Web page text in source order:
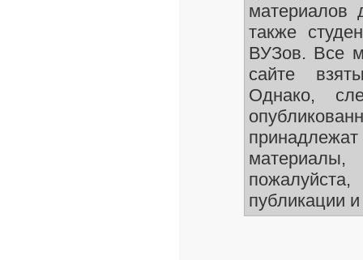
материалов
также
ВУЗов. Все
сайте
Однако,
публикации